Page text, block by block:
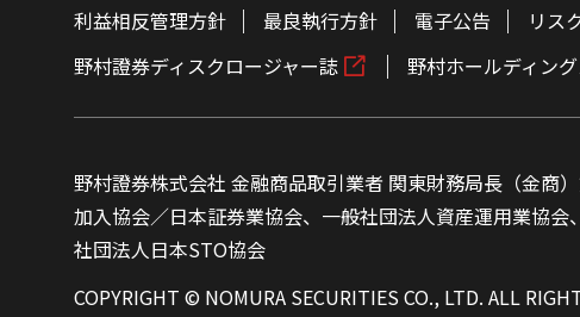
利益相反管理方針
最良執行方針 電子公告 リス
野村證券ディスクロージャー誌
野村ホールディン
野村證券株式会社 金融商品取引業者 関東財務局長（金商
加入協会／日本証券業協会、一般社団法人資産運用業協
社団法人日本STO協会
COPYRIGHT © NOMURA SECURITIES CO., LTD. ALL